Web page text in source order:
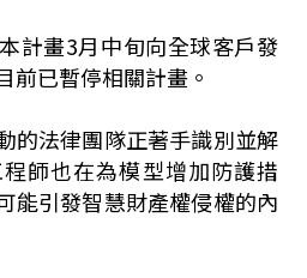
計畫3月中旬向全球客戶發
前已暫停相關計畫。
的法律團隊正著手識別並解
師也在為模型增加防護措
能引發智慧財產權侵權的內